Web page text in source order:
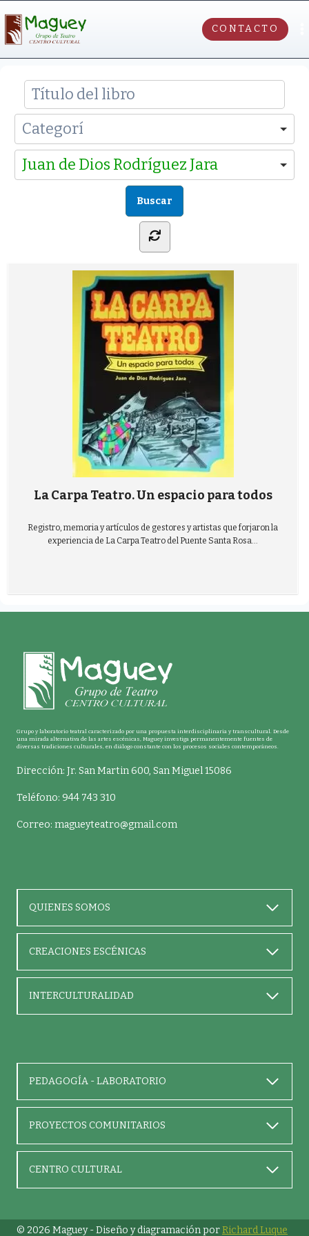
CONTACTO
Juan de Dios Rodríguez Jara
La Carpa Teatro. Un espacio para todos
Registro, memoria y artículos de gestores y artistas que forjaron la
experiencia de La Carpa Teatro del Puente Santa Rosa...
Grupo y laboratorio teatral caracterizado por una propuesta interdisciplinaria y transcultural. Desde
una mirada alternativa de las artes escénicas, Maguey investiga permanentemente fuentes de
diversas tradiciones culturales, en diálogo constante con los procesos sociales contemporáneos.
Dirección: Jr. San Martin 600, San Miguel 15086
Teléfono: 944 743 310
Correo: magueyteatro@gmail.com
QUIENES SOMOS
CREACIONES ESCÉNICAS
INTERCULTURALIDAD
PEDAGOGÍA - LABORATORIO
PROYECTOS COMUNITARIOS
CENTRO CULTURAL
© 2026 Maguey - Diseño y diagramación porRichard Luque